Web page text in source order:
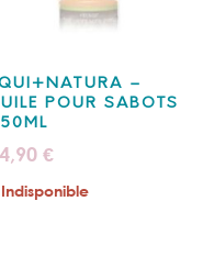
–
POUR SABOTS
€